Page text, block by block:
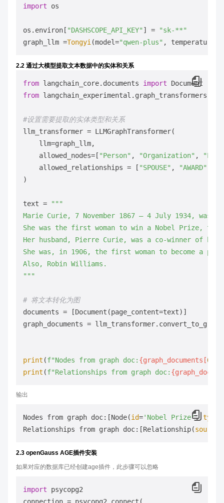
import os
os. environ [ "DASHSCOPE_API_KEY" ] =
"sk-**"
graph_llm =Tongyi (model="qwen-plus" , temperature=
2.2 通过大模型提取文本数据中的实体和关系
from langchain_core.documents import
from langchain_experimental.graph_transformers
#设置需要提取的实体类型和关系
llm_transformer = LLMGraphTransformer(
    llm=graph_llm,
    allowed_nodes=[
"Person" , "Organization" ,
    allowed_relationships = [
"SPOUSE" , "AWARD"
)
text =
"""
Marie Curie, 7 November 1867 – 4 July 1934,
She was the first woman to win a Nobel Prize,
Her husband, Pierre Curie, was a co-winner of
She was, in 1906, the first woman to become a
Also, Robin Williams.
"""
# 将文本转化为图
documents = [Document(page_content=text)]
graph_documents =
print (f"Nodes from graph doc: {graph_documents[0
print (f"Relationships from graph doc:
输出
Nodes from graph doc:[Node(id='Nobel Prize', type
Relationships from graph doc:[Relationship(source
2.3 openGauss AGE插件安装
如果对应的数据库已经创建age插件，此步骤可以忽略
import psycopg2